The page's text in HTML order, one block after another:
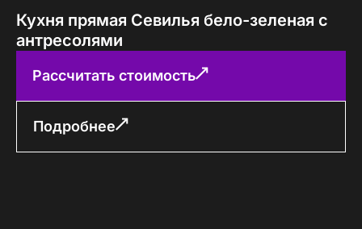
Кухня прямая Севилья бело-зеленая с
антресолями
Рассчитать стоимость
Подробнее